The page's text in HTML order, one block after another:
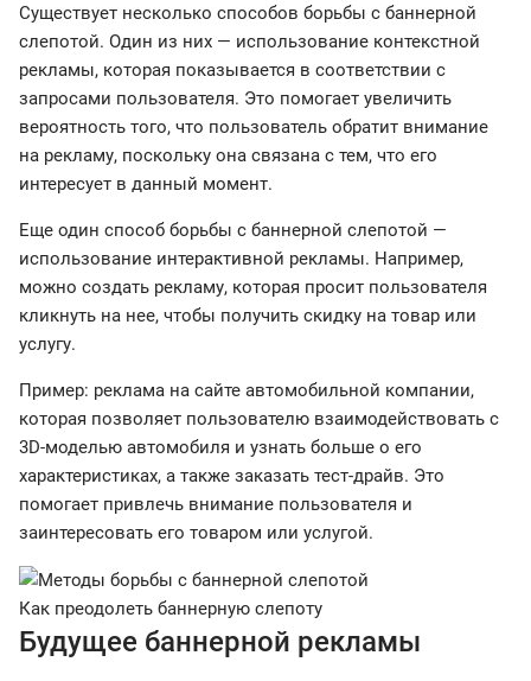
Существует несколько способов борьбы с баннерной
слепотой. Один из них — использование контекстной
рекламы, которая показывается в соответствии с
запросами пользователя. Это помогает увеличить
вероятность того, что пользователь обратит внимание
на рекламу, поскольку она связана с тем, что его
интересует в данный момент.
Еще один способ борьбы с баннерной слепотой —
использование интерактивной рекламы. Например,
можно создать рекламу, которая просит пользователя
кликнуть на нее, чтобы получить скидку на товар или
услугу.
Пример: реклама на сайте автомобильной компании,
которая позволяет пользователю взаимодействовать с
3D-моделью автомобиля и узнать больше о его
характеристиках, а также заказать тест-драйв. Это
помогает привлечь внимание пользователя и
заинтересовать его товаром или услугой.
Как преодолеть баннерную слепоту
Будущее баннерной рекламы